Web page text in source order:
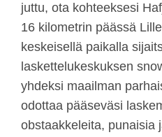
juttu, ota kohteeksesi
16 kilometrin päässä
keskeisellä paikalla
laskettelukeskuksen
yhdeksi maailman
odottaa pääseväsi
obstaakkeleita, punaisia